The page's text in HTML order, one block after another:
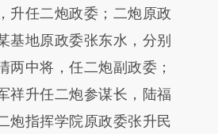
荐点击链接阅读原文细致
升任二炮政委；二炮原政
基地原政委张东水，分别
两中将，任二炮副政委；
祥升任二炮参谋长，陆福
炮指挥学院原政委张升民